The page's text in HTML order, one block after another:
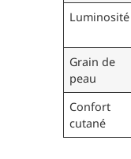
Luminosité
Grain de
peau
Confort
cutané